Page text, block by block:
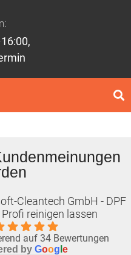
Cleantech GmbH - DPF
reinigen lassen
auf 34 Bewertungen
byGoog le